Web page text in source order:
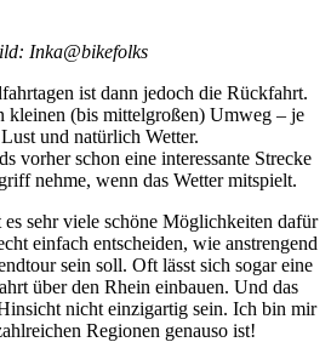
Inka@bikefolks
ist dann jedoch die Rückfahrt.
kleinen (bis mittelgroßen) Umweg – je
und natürlich Wetter.
vorher schon eine interessante Strecke
nehme, wenn das Wetter mitspielt.
sehr viele schöne Möglichkeiten dafür
einfach entscheiden, wie anstrengend
sein soll. Oft lässt sich sogar eine
über den Rhein einbauen. Und das
nicht einzigartig sein. Ich bin mir
Regionen genauso ist!